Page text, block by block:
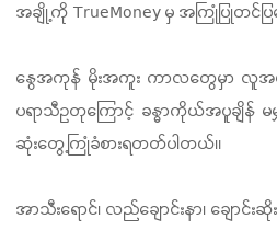
အချို့ကို TrueMoney မှ အကြုံပြုတင်ပ
နွေအကုန် မိုးအကူး ကာလတွေမှာ လူအမ
ပရာသီဥတုကြောင့် ခန္ဓာကိုယ်အပူချိန် မ
ဆုံးတွေ့ကြုံခံစားရတတ်ပါတယ်။
အာသီးရောင်၊ လည်ချောင်းနာ၊ ချောင်